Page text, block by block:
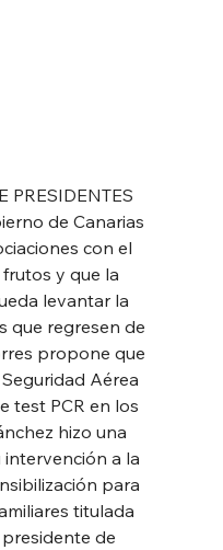
PRESIDENTES
de Canarias
con el
y que la
levantar la
que regresen de
propone que
Aérea
test PCR en los
hizo una
intervención a la
para
titulada
presidente de